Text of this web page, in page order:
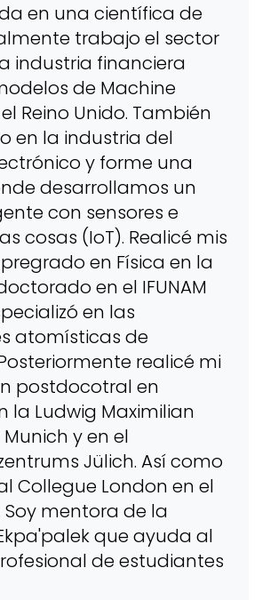
en una científica de
trabajo el sector
industria financiera
de Machine
Reino Unido. También
en la industria del
y forme una
desarrollamos un
con sensores e
cosas (IoT). Realicé mis
en Física en la
en el IFUNAM
en las
atomísticas de
realicé mi
postdocotral en
la Ludwig Maximilian
y en el
Jülich. Así como
Collegue London en el
Soy mentora de la
que ayuda al
de estudiantes